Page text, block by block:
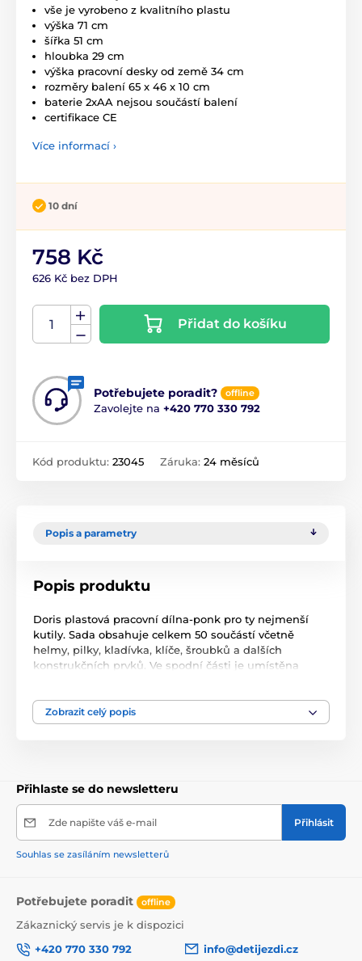
vše je vyrobeno z kvalitního plastu
výška 71 cm
šířka 51 cm
hloubka 29 cm
výška pracovní desky od země 34 cm
rozměry balení 65 x 46 x 10 cm
baterie 2xAA nejsou součástí balení
certifikace CE
Více informací ›
10 dní
758 Kč
626 Kč bez DPH
Přidat do košíku
Potřebujete poradit? offline
Zavolejte na +420 770 330 792
Kód produktu: 23045 Záruka: 24 měsíců
Popis a parametry
Popis produktu
Doris plastová pracovní dílna-ponk pro ty nejmenší
kutily. Sada obsahuje celkem 50 součástí včetně
helmy, pilky, kladívka, klíče, šroubků a dalších
konstrukčních prvků. Ve spodní části je umístěna
našroubování šroubků a je na ní umístěn svěrák.
Součástí balení je plastová vrtačka na baterie se
Zobrazit celý popis
Přihlaste se do newsletteru
Zde napište váš e-mail Přihlásit
Souhlas se zasíláním newsletterů
Potřebujete poradit offline
Zákaznický servis je k dispozici
+420 770 330 792
info@detijezdi.cz